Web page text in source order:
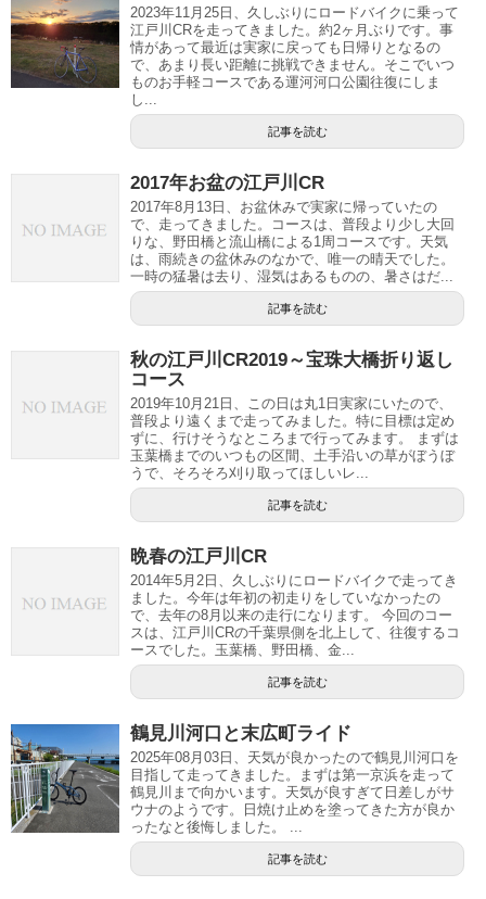
2023年11月25日、久しぶりにロードバイクに乗って
江戸川CRを走ってきました。約2ヶ月ぶりです。事
情があって最近は実家に戻っても日帰りとなるの
で、あまり長い距離に挑戦できません。そこでいつ
ものお手軽コースである運河河口公園往復にしま
し...
記事を読む
2017年お盆の江戸川CR
2017年8月13日、お盆休みで実家に帰っていたの
で、走ってきました。コースは、普段より少し大回
りな、野田橋と流山橋による1周コースです。天気
は、雨続きの盆休みのなかで、唯一の晴天でした。
一時の猛暑は去り、湿気はあるものの、暑さはだ...
記事を読む
秋の江戸川CR2019～宝珠大橋折り返し
コース
2019年10月21日、この日は丸1日実家にいたので、
普段より遠くまで走ってみました。特に目標は定め
ずに、行けそうなところまで行ってみます。 まずは
玉葉橋までのいつもの区間、土手沿いの草がぼうぼ
うで、そろそろ刈り取ってほしいレ...
記事を読む
晩春の江戸川CR
2014年5月2日、久しぶりにロードバイクで走ってき
ました。今年は年初の初走りをしていなかったの
で、去年の8月以来の走行になります。 今回のコー
スは、江戸川CRの千葉県側を北上して、往復するコ
ースでした。玉葉橋、野田橋、金...
記事を読む
鶴見川河口と末広町ライド
2025年08月03日、天気が良かったので鶴見川河口を
目指して走ってきました。まずは第一京浜を走って
鶴見川まで向かいます。天気が良すぎて日差しがサ
ウナのようです。日焼け止めを塗ってきた方が良か
ったなと後悔しました。 ...
記事を読む